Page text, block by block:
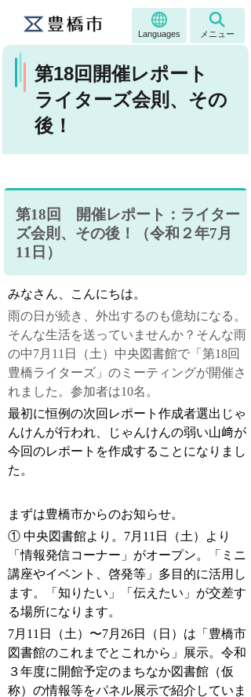
Languages メニュー
第18回開催レポート
ライターズ会則、その
後！
第18 回 開催レポート：ライター
ズ会則、その後！（令和２年7月
11日）
みなさん、こんにちは。
雨の日が続き、外出するのも億劫になる。
そんな生活を送っていませんか？そんな雨
の中7月 11 日（土）中央図書館で「第18回
豊橋ライターズ」のミーティングが開催さ
れました。参加者は10名。
最初に恒例の次回レポート作成者選出じゃ
んけんが行われ、じゃんけんの弱い山﨑が
今回のレポートを作成することになりまし
た。
まずは豊橋市からのお知らせ。
① 中央図書館より。 7月 11 日（土）より
「情報発信コーナー」がオープン。「ミニ
講座やイベント、啓発等」多目的に活用し
ます。「知りたい」「伝えたい」が交差す
る場所になります。
7月 11 日（土）〜7月 26日（日）は「豊橋市
図書館のこれまでとこれから」展示。令和
３年度に開館予定のまちなか図書館（仮
称）の情報等をパネル展示で紹介していま